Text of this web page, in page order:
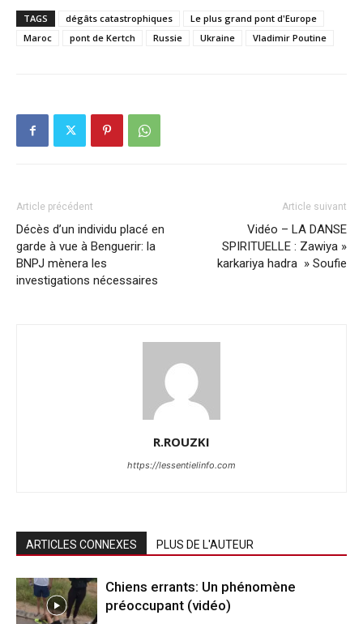
TAGS dégâts catastrophiques
Le plus grand pont d'Europe
Maroc
pont de Kertch Russie Ukraine Vladimir Poutine
Article précédent
Décès d’un individu placé en
garde à vue à Benguerir: la
BNPJ mènera les
investigations nécessaires
Article suivant
Vidéo – LA DANSE
SPIRITUELLE : Zawiya »
karkariya hadra » Soufie
R.ROUZKI
https://lessentielinfo.com
ARTICLES CONNEXES PLUS DE L'AUTEUR
Chiens errants: Un phénomène
préoccupant (vidéo)